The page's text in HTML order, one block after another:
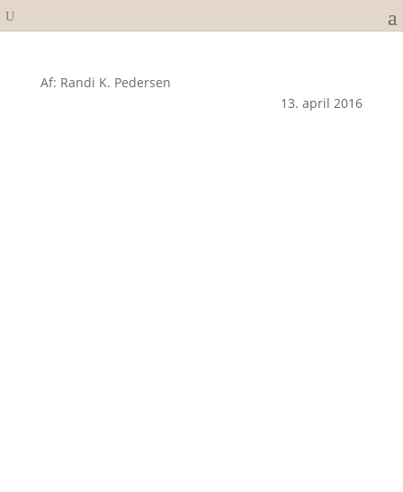
Af: Randi K. Pedersen
13. april 2016